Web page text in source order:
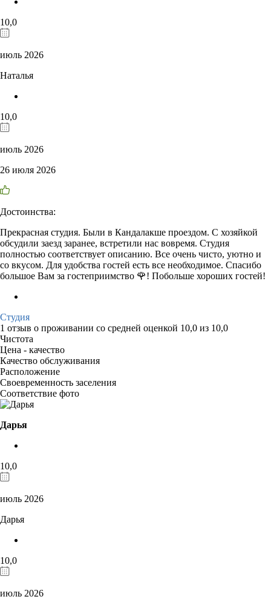
10,0
июль 2026
Наталья
10,0
июль 2026
26 июля 2026
Достоинства:
Прекрасная студия. Были в Кандалакше проездом. С хозяйкой
обсудили заезд заранее, встретили нас вовремя. Студия
полностью соответствует описанию. Все очень чисто, уютно и
со вкусом. Для удобства гостей есть все необходимое. Спасибо
большое Вам за гостеприимство 🌹! Побольше хороших гостей!
Студия
1 отзыв о проживании со средней оценкой 10,0 из 10,0
Чистота
Цена - качество
Качество обслуживания
Расположение
Своевременность заселения
Соответствие фото
Дарья
10,0
июль 2026
Дарья
10,0
июль 2026